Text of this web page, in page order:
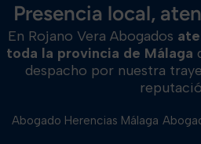
Presencia local,
En Rojano Vera Abogados
toda la provincia de Málaga
despacho por nuestra
Abogado Herencias Málaga